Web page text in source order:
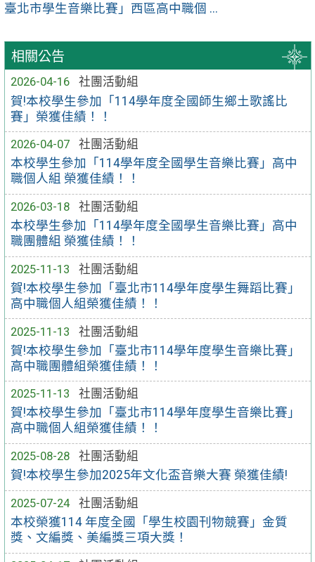
相關公告
2026-04-16
社團活動組
賀!本校學生參加「114學年度全國師生鄉土歌謠比
賽」榮獲佳績！！
2026-04-07
社團活動組
本校學生參加「114學年度全國學生音樂比賽」高中
職個人組 榮獲佳績！！
2026-03-18
社團活動組
本校學生參加「114學年度全國學生音樂比賽」高中
職團體組 榮獲佳績！！
2025-11-13
社團活動組
賀!本校學生參加「臺北市114學年度學生舞蹈比賽」
高中職個人組榮獲佳績！！
2025-11-13
社團活動組
賀!本校學生參加「臺北市114學年度學生音樂比賽」
高中職團體組榮獲佳績！！
2025-11-13
社團活動組
賀!本校學生參加「臺北市114學年度學生音樂比賽」
高中職個人組榮獲佳績！！
2025-08-28
社團活動組
賀!本校學生參加2025年文化盃音樂大賽 榮獲佳績!
2025-07-24
社團活動組
本校榮獲114 年度全國「學生校園刊物競賽」金質
獎、文編獎、美編獎三項大獎！
臺北市學生音樂比賽」西區高中職個 ...